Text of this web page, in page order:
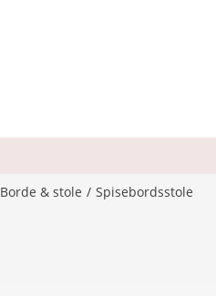
Borde & stole Spisebordsstole